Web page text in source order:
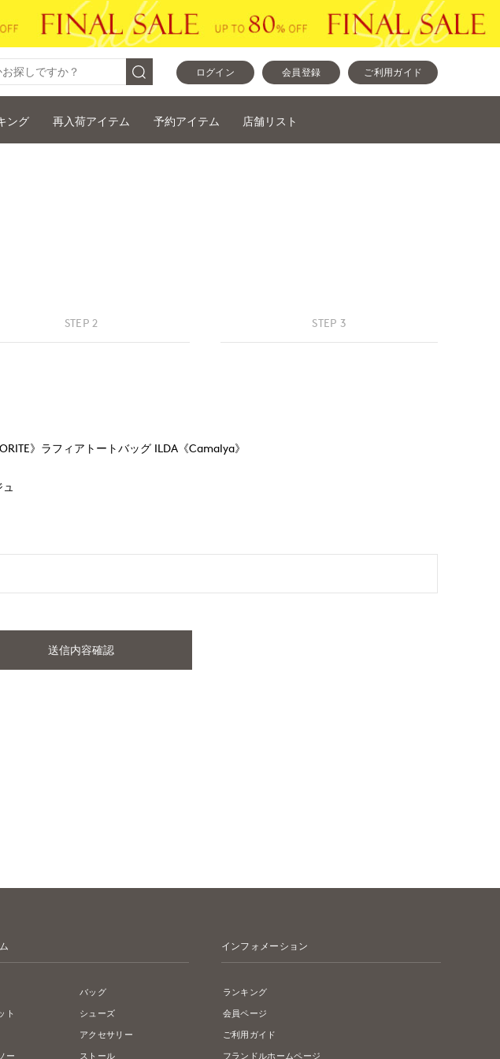
ログイン 会員登録 ご利用ガイド
ング 再入荷アイテム 予約アイテム 店舗リスト
STEP 2 STEP 3
》ラフィアトートバッグ ILDA《Camalya》
送信内容確認
ト
ー
バッグ
シューズ
アクセサリー
ストール
インフォメーション
ランキング
会員ページ
ご利用ガイド
フランドルホームページ